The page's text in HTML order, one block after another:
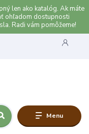
len ako katalóg. Ak máte
ohľadom dostupnosti
Radi vám pomôžeme!
Menu